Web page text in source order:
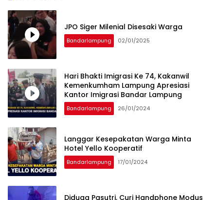
JPO Siger Milenial Disesaki Warga
Bandarlampung 02/01/2025
Hari Bhakti Imigrasi Ke 74, Kakanwil
Kemenkumham Lampung Apresiasi
Kantor Imigrasi Bandar Lampung
Bandarlampung 26/01/2024
Langgar Kesepakatan Warga Minta
Hotel Yello Kooperatif
Bandarlampung 17/01/2024
Diduga Pasutri, Curi Handphone Modus